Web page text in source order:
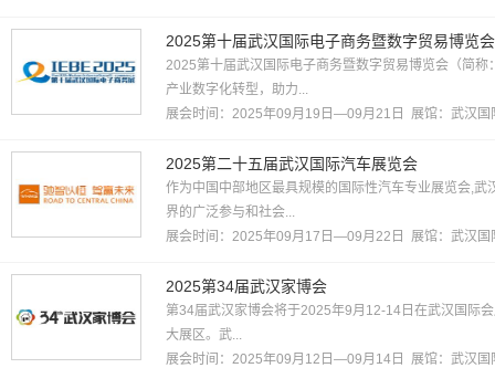
2025第十届武汉国际电子商务暨数字贸易博览会
2025第十届武汉国际电子商务暨数字贸易博览会（简
产业数字化转型，助力...
展会时间：2025年09月19日—09月21日 展馆： 武汉国
2025第二十五届武汉国际汽车展览会
作为中国中部地区最具规模的国际性汽车专业展览会,
界的广泛参与和社会...
展会时间：2025年09月17日—09月22日 展馆： 武汉国
2025第34届武汉家博会
第34届武汉家博会将于2025年9月12-14日在武汉国际
大展区。武...
展会时间：2025年09月12日—09月14日 展馆： 武汉国